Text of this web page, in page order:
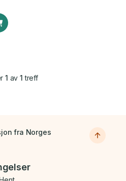
1 av 1 treff
fra Norges